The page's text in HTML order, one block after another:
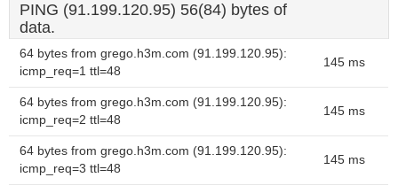
PING (91.199.120.95) 56(84) bytes of
data.
64 bytes from grego.h3m.com (91.199.120.95):
icmp_req=1 ttl=48
145 ms
64 bytes from grego.h3m.com (91.199.120.95):
icmp_req=2 ttl=48
145 ms
64 bytes from grego.h3m.com (91.199.120.95):
icmp_req=3 ttl=48
145 ms